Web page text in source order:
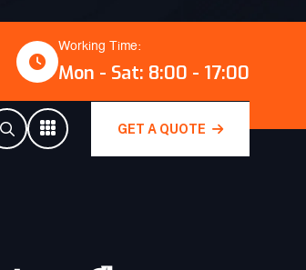
Working Time:
Mon - Sat: 8:00 - 17:00
GET A QUOTE